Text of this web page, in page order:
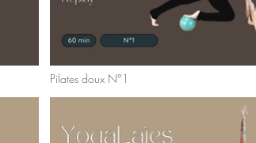
Pilates doux N°1